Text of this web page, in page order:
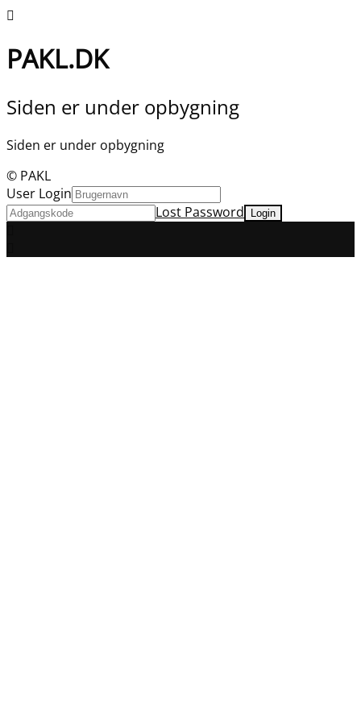
PAKL.DK
Siden er under opbygning
Siden er under opbygning
© PAKL
User Login
Lost Password